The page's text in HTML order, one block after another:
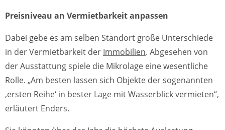
Preisniveau an Vermietbarkeit anpassen
Dabei gebe es am selben Standort große Unterschiede
in der Vermietbarkeit der Immobilien. Abgesehen von
der Ausstattung spiele die Mikrolage eine wesentliche
Rolle. „Am besten lassen sich Objekte der sogenannten
‚ersten Reihe‘ in bester Lage mit Wasserblick vermieten“,
erläutert Enders.